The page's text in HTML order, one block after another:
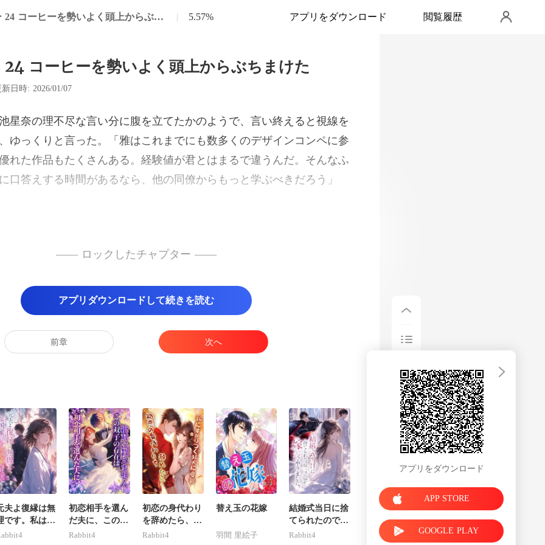
チャプター 24 コーヒーを勢いよく頭上からぶちまけた | 5.57% アプリをダウンロード 閲覧履歴
コーヒーを勢いよく頭上からぶちまけた
新日時: 2026/01/07
と言った。「雅はこれまでにも数多くのデザインコンペに参
れた作品もたくさんある。経験値が
瞬間、星奈は言葉
—— ロックしたチャプター ——
アプリダウンロードして続きを読む
前章 次へ
夫よ復縁は無
です。私は国
一の大富豪令
初恋相手を選ん
だ夫に、この双
子の存在は絶対
Rabbit4
初恋の身代わり
を辞めたら、私
にすがりつく狂
Rabbit4
替え玉の花嫁
羽間 里絵子
結婚式当日に捨
てられたので、
そいつの宿敵に
Rabbit4
アプリをダウンロード
APP STORE
GOOGLE PLAY